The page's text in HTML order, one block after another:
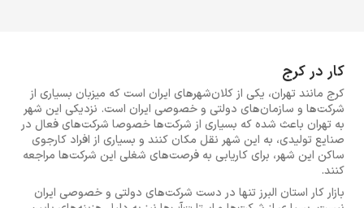
کار در کرج
کرج مانند تهران، یکی از کلان‌شهرهای ایران است که میزبان بسیاری از
شرکت‌ها و سازمان‌های دولتی و خصوصی ایران است. نزدیکی این شهر
به تهران باعث شده که بسیاری از شرکت‌ها خصوصا شرکت‌های فعال در
صنایع تولیدی، به این شهر نقل مکان کنند و بسیاری از افراد کارجوی
ساکن این شهر، برای کاریابی به فرصت‌های شغلی این شرکت‌ها مراجعه
کنند.
بازار کار استان البرز تنها در دست شرکت‌های دولتی و خصوصی ایران